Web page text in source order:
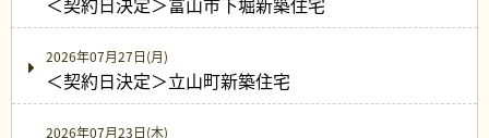
2026年07月27日(月)
＜契約日決定＞立山町新築住宅
2026年07月23日(木)